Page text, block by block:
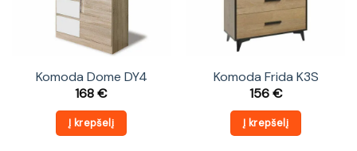
Komoda Dome DY4
168€
Į krepšelį
Komoda Frida K3S
156€
Į krepšelį